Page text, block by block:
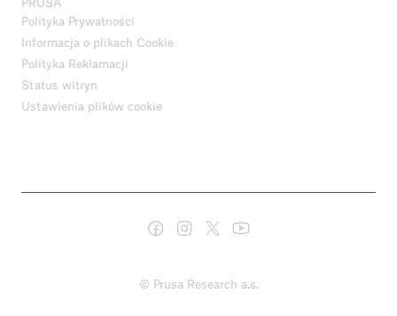
Polityka Prywatności
Informacja o plikach Cookie
Polityka Reklamacji
Status witryn
Ustawienia plików cookie
© Prusa Research a.s.